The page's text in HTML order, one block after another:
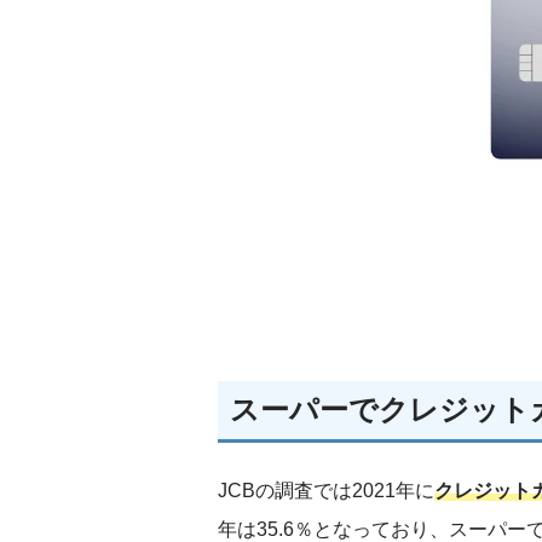
スーパーでクレジット
JCBの調査では2021年にクレジット
年は35.6％となっており、スーパー